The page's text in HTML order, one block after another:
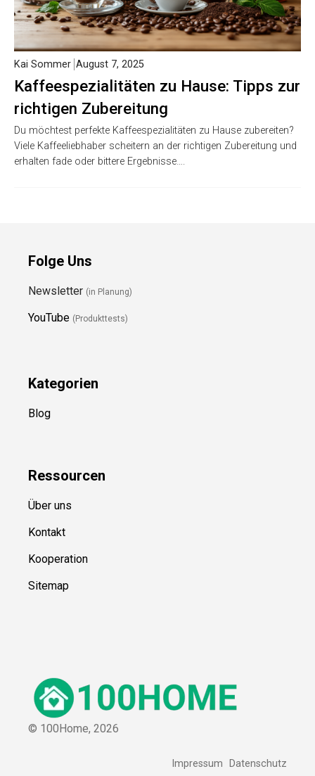
Kaffeespezialitäten zu Hause: Tipps zur
richtigen Zubereitung
Kai Sommer August 7, 2025
Du möchtest perfekte Kaffeespezialitäten zu Hause zubereiten?
Viele Kaffeeliebhaber scheitern an der richtigen Zubereitung und
erhalten fade oder bittere Ergebnisse….
Folge Uns
Newsletter (in Planung)
YouTube (Produkttests)
Kategorien
Blog
Ressourcen
Über uns
Kontakt
Kooperation
Sitemap
© 100Home, 2026
Impressum Datenschutz